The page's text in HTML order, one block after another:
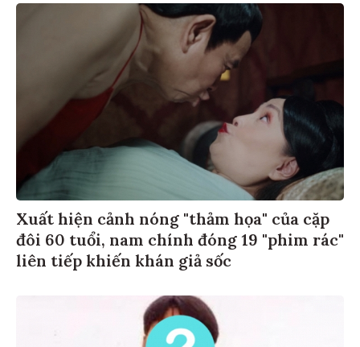
Xuất hiện cảnh nóng "thảm họa" của cặp
đôi 60 tuổi, nam chính đóng 19 "phim rác"
liên tiếp khiến khán giả sốc